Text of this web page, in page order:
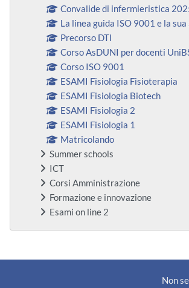
Convalide di infermieristica
La linea guida ISO 9001 e la
Precorso DTI
Corso AsDUNI per docenti
Corso ISO 9001
ESAMI Fisiologia Fisioterapia
ESAMI Fisiologia Biotech
ESAMI Fisiologia 2
ESAMI Fisiologia 1
Matricolando
Summer schools
ICT
Corsi Amministrazione
Formazione e innovazione
Esami on line 2
Blocchi supplementari
Non